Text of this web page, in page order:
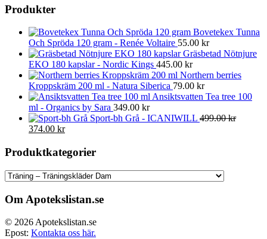
Produkter
Bovetekex Tunna
Och Spröda 120 gram - Renée Voltaire 55.00 kr
Gräsbetad Nötnjure
EKO 180 kapslar - Nordic Kings 445.00 kr
Northern berries
Kroppskräm 200 ml - Natura Siberica 79.00 kr
Ansiktsvatten Tea tree 100
ml - Organics by Sara 349.00 kr
Sport-bh Grå - ICANIWILL 499.00kr
Det
priset
499.00 kr.
374.00 krDet
priset
är:
374.00 kr.
Produktkategorier
Om Apotekslistan.se
© 2026 Apotekslistan.se
Epost: Kontakta oss här.